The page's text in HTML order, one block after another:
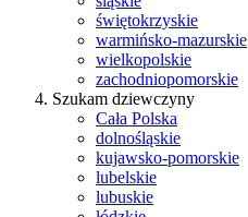
świętokrzyskie
warmińsko-mazurskie
wielkopolskie
zachodniopomorskie
Szukam dziewczyny
Cała Polska
dolnośląskie
kujawsko-pomorskie
lubelskie
lubuskie